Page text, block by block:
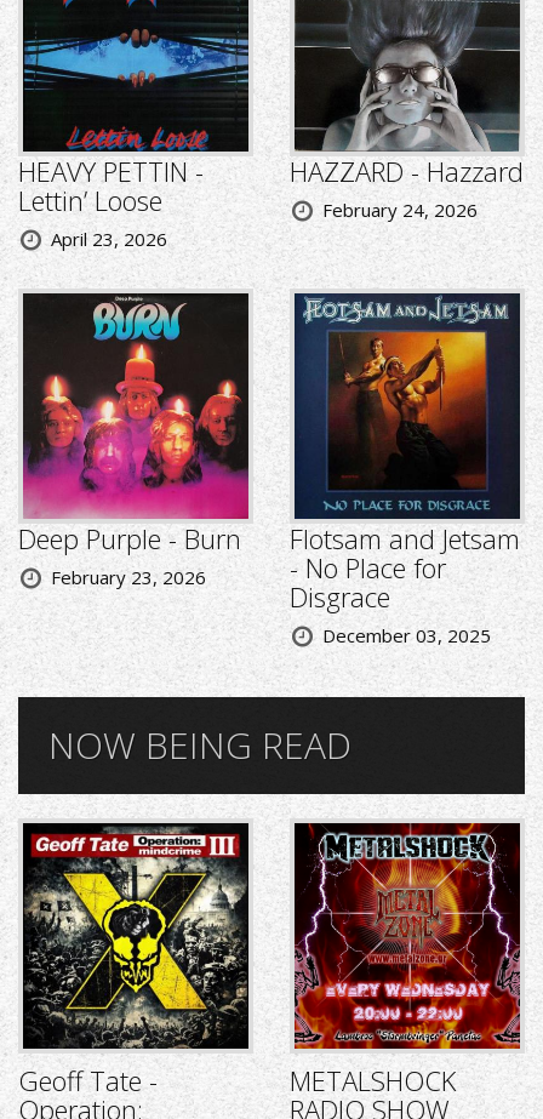
HEAVY PETTIN -
Lettin’ Loose
April 23, 2026
HAZZARD - Hazzard
February 24, 2026
Deep Purple - Burn
February 23, 2026
Flotsam and Jetsam
- No Place for
Disgrace
December 03, 2025
NOW BEING READ
Geoff Tate -
Operation:
METALSHOCK
RADIO SHOW